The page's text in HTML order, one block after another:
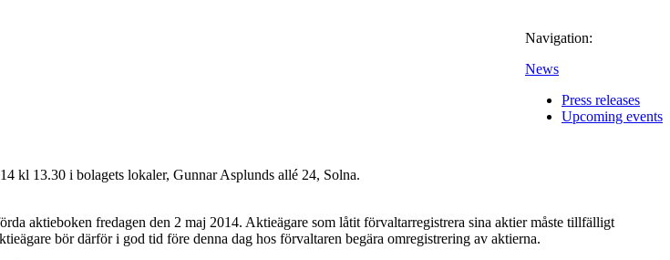
Navigation:
News
Press releases
Upcoming events
kl 13.30 i bolagets lokaler, Gunnar Asplunds allé 24, Solna.
aktieboken fredagen den 2 maj 2014. Aktieägare som låtit förvaltarregistrera sina aktier måste tillfälligt
bör därför i god tid före denna dag hos förvaltaren begära omregistrering av aktierna.